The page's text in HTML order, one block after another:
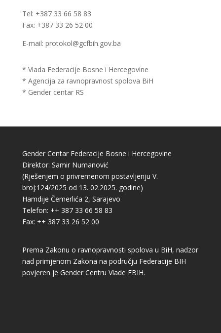
Tel: +387 33 66 58 83
Fax: +387 33 26 52 00
E-mail: protokol@gcfbih.gov.ba
* Vlada Federacije Bosne i Hercegovine
* Agencija za ravnopravnost spolova BiH
* Gender centar RS
Gender Centar Federacije Bosne i Hercegovine
Direktor: Samir Numanović
(Rješenjem o privremenom postavljenju V.
broj:124/2025 od 13. 02.2025. godine)
Hamdije Čemerlića 2, Sarajevo
Telefon: ++ 387 33 66 58 83
Fax: ++ 387 33 26 52 00
Prema Zakonu o ravnopravnosti spolova u BiH, nadzor
nad primjenom Zakona na području Federacije BIH
povjeren je Gender Centru Vlade FBIH.